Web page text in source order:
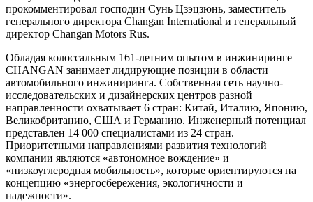
прокомментировал господин Сунь Цзэцзюнь, заместитель
генерального директора Changan International и генеральный
директор Changan Motors Rus.
Обладая колоссальным 161-летним опытом в инжиниринге
CHANGAN занимает лидирующие позиции в области
автомобильного инжиниринга. Собственная сеть научно-
исследовательских и дизайнерских центров разной
направленности охватывает 6 стран: Китай, Италию, Японию,
Великобританию, США и Германию. Инженерный потенциал
представлен 14 000 специалистами из 24 стран.
Приоритетными направлениями развития технологий
компании являются «автономное вождение» и
«низкоуглеродная мобильность», которые ориентируются на
концепцию «энергосбережения, экологичности и
надежности».